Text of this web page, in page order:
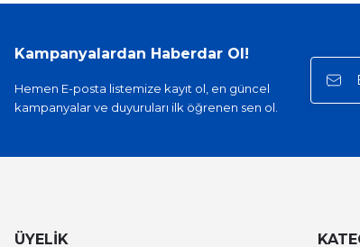
Kampanyalardan Haberdar Ol!
Hemen E-posta listemize kayıt ol, en güncel
kampanyalar ve duyuruları ilk öğrenen sen ol.
ÜYELİK